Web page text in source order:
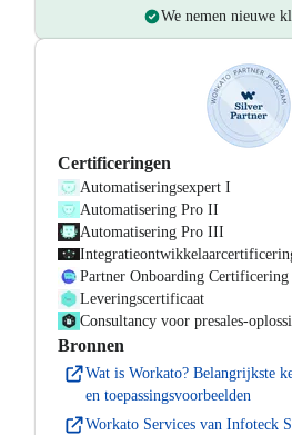
We nemen nieuwe
Certificeringen
Automatiseringsexpert I
Automatisering Pro II
Automatisering Pro III
Partner Onboarding Certificering
Leveringscertificaat
Consultancy voor presales-
Bronnen
Wat is Workato? Belangrijkste
en toepassingsvoorbeelden
Workato Services van Infoteck